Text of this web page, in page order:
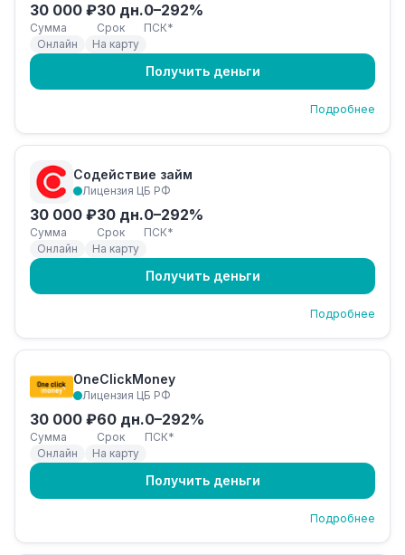
30 000 ₽
Сумма
30 дн.
Срок
0–292%
ПСК*
Онлайн
На карту
Получить деньги
Подробнее
Содействие займ
Лицензия ЦБ РФ
30 000 ₽
Сумма
30 дн.
Срок
0–292%
ПСК*
Онлайн
На карту
Получить деньги
Подробнее
OneClickMoney
Лицензия ЦБ РФ
30 000 ₽
Сумма
60 дн.
Срок
0–292%
ПСК*
Онлайн
На карту
Получить деньги
Подробнее